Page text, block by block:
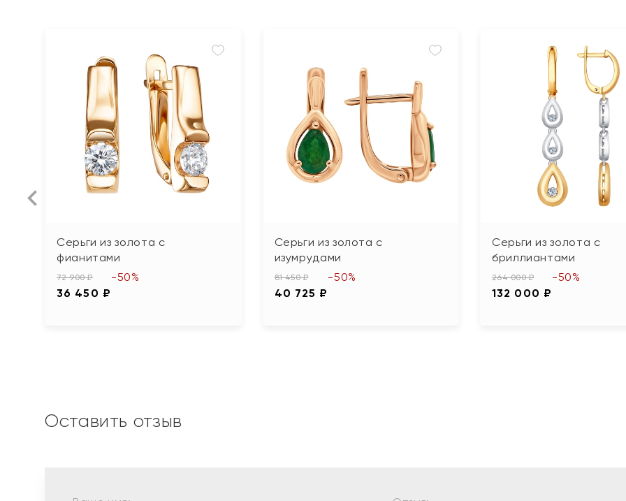
Серьги из золота с
фианитами
72 900 ₽
36 450 ₽
-50%
Серьги из золота с
изумрудами
81 450 ₽
40 725 ₽
-50%
Серьги из золота с
бриллиантами
264 000 ₽
132 000 ₽
-50%
Оставить отзыв